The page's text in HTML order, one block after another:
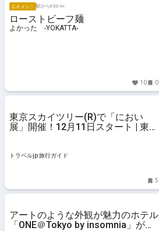
エキメシ！ 駅から650 m
ローストビーフ麺
よかった -YOKATTA-
10 0
東京スカイツリー(R)で「におい
展」開催！12月11日スタート | 東京
トラベルjp 旅行ガイド
5
アートのような外観が魅力のホテル
「ONE＠Tokyo by insomnia」が東